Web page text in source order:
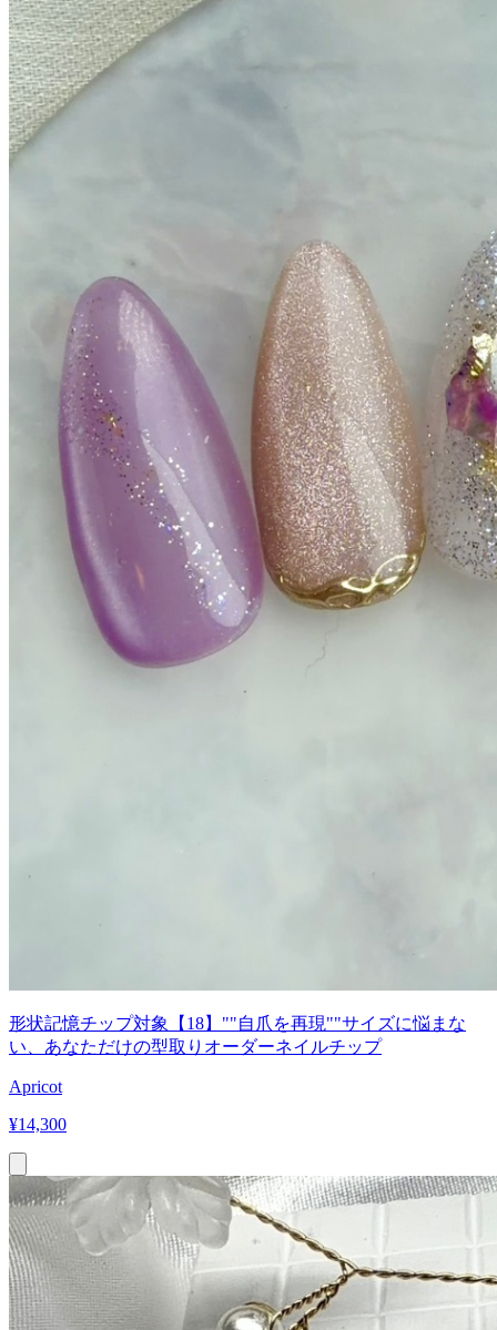
形状記憶チップ対象【18】""自爪を再現""サイズに悩まな
い、あなただけの型取りオーダーネイルチップ
Apricot
¥14,300